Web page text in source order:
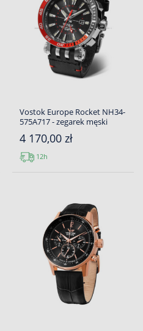
Vostok Europe Rocket NH34-
575A717 - zegarek męski
4 170,00 zł
12h